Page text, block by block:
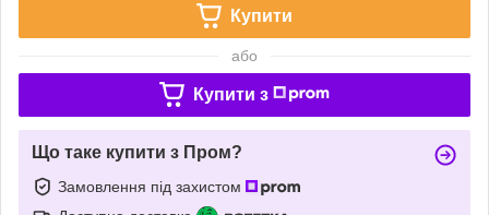
Купити
або
Купити з
Що таке купити з Пром?
Замовлення під захистом